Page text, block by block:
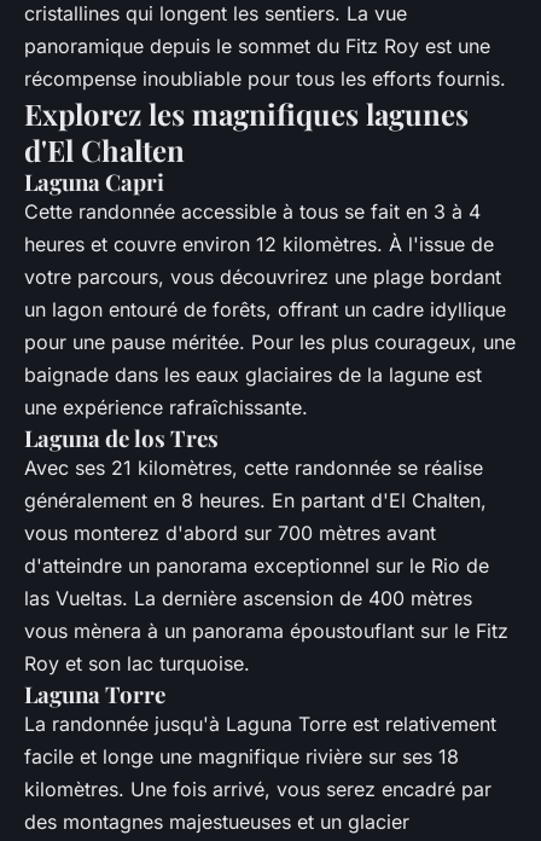
cristallines qui longent les sentiers. La vue
panoramique depuis le sommet du Fitz Roy est une
récompense inoubliable pour tous les efforts fournis.
Explorez les magnifiques lagunes
d'El Chalten
Laguna Capri
Cette randonnée accessible à tous se fait en 3 à 4
heures et couvre environ 12 kilomètres. À l'issue de
votre parcours, vous découvrirez une plage bordant
un lagon entouré de forêts, offrant un cadre idyllique
pour une pause méritée. Pour les plus courageux, une
baignade dans les eaux glaciaires de la lagune est
une expérience rafraîchissante.
Laguna de los Tres
Avec ses 21 kilomètres, cette randonnée se réalise
généralement en 8 heures. En partant d'El Chalten,
vous monterez d'abord sur 700 mètres avant
d'atteindre un panorama exceptionnel sur le Rio de
las Vueltas. La dernière ascension de 400 mètres
vous mènera à un panorama époustouflant sur le Fitz
Roy et son lac turquoise.
Laguna Torre
La randonnée jusqu'à Laguna Torre est relativement
facile et longe une magnifique rivière sur ses 18
kilomètres. Une fois arrivé, vous serez encadré par
des montagnes majestueuses et un glacier